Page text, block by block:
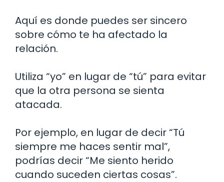
Aquí es donde puedes ser sincero
sobre cómo te ha afectado la
relación.
Utiliza “yo” en lugar de “tú” para evitar
que la otra persona se sienta
atacada.
Por ejemplo, en lugar de decir “Tú
siempre me haces sentir mal”,
podrías decir “Me siento herido
cuando suceden ciertas cosas”.